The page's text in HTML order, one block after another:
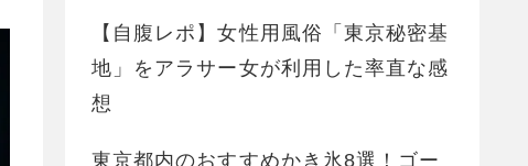
【自腹レポ】女性用風俗「東京秘密基
地」をアラサー女が利用した率直な感
想
東京都内のおすすめかき氷8選！ゴー